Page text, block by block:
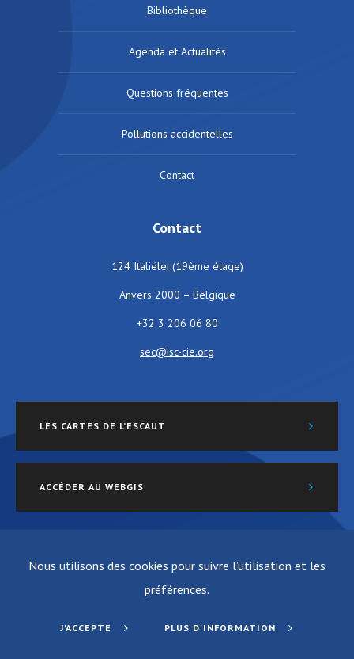
Bibliothèque
Agenda et Actualités
Questions fréquentes
Pollutions accidentelles
Contact
Contact
124 Italiëlei (19ème étage)
Anvers 2000 – Belgique
+32 3 206 06 80
sec@isc-cie.org
LES CARTES DE L’ESCAUT
ACCÉDER AU WEBGIS
Site créé par ALIVE & K
Nous utilisons des cookies pour suivre l’utilisation et les
préférences.
J'ACCEPTE PLUS D'INFORMATION